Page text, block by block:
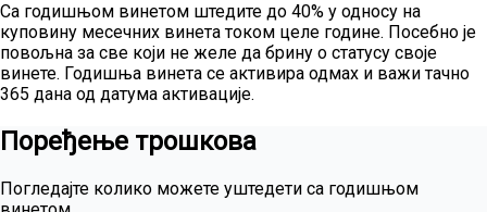
Са годишњом винетом штедите до 40% у односу на
куповину месечних винета током целе године. Посебно је
повољна за све који не желе да брину о статусу своје
винете. Годишња винета се активира одмах и важи тачно
365 дана од датума активације.
Поређење трошкова
Погледајте колико можете уштедети са годишњом